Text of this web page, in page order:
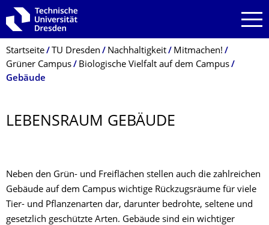
Zur Hauptnavigation springen
Zur Suche springen
Zum Inhalt springen
Breadcrumb-Menü
Startseite TU Dresden Nachhaltigkeit
Mitmachen!
Grüner Campus
Biologische Vielfalt auf dem Campus
Gebäude
LEBENSRAUM GEBÄUDE
Neben den Grün- und Freiflächen stellen auch die zahlreichen
Gebäude auf dem Campus wichtige Rückzugsräume für viele
Tier- und Pflanzenarten dar, darunter bedrohte, seltene und
gesetzlich geschützte Arten. Gebäude sind ein wichtiger